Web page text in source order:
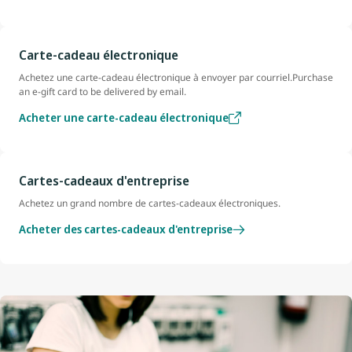
Carte-cadeau électronique
Achetez une carte-cadeau électronique à envoyer par courriel.Purchase
an e-gift card to be delivered by email.
Acheter une carte-cadeau électronique
Cartes-cadeaux d'entreprise
Achetez un grand nombre de cartes-cadeaux électroniques.
Acheter des cartes-cadeaux d'entreprise